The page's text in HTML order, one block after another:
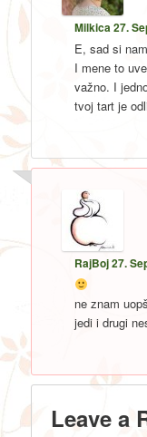
Milkica27.
E, sad si
I mene to
važno. I
tvoj tart je
RajBoj27.
ne znam
jedi i drugi
Leave a